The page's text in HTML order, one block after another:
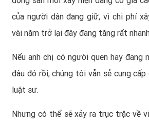
của người dân đang giữ, vì chi phí
vài năm trở lại đây đang tăng rất
Nếu anh chị có người quen hay đang
đâu đó rồi, chúng tôi vẫn sẻ cung
luật sư.
Nhưng có thể sẽ xảy ra trục trặc về